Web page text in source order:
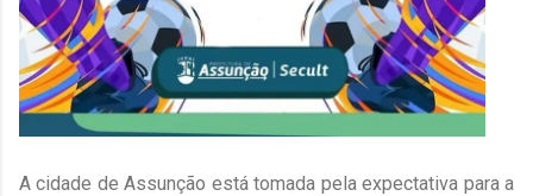
A cidade de Assunção está tomada pela expectativa para a